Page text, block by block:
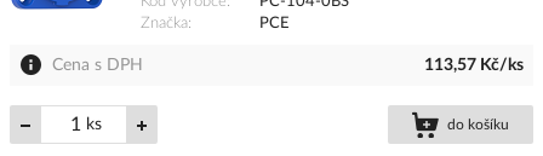
Značka
PCE
Cena s DPH 113,57 Kč/ks
ks do košíku